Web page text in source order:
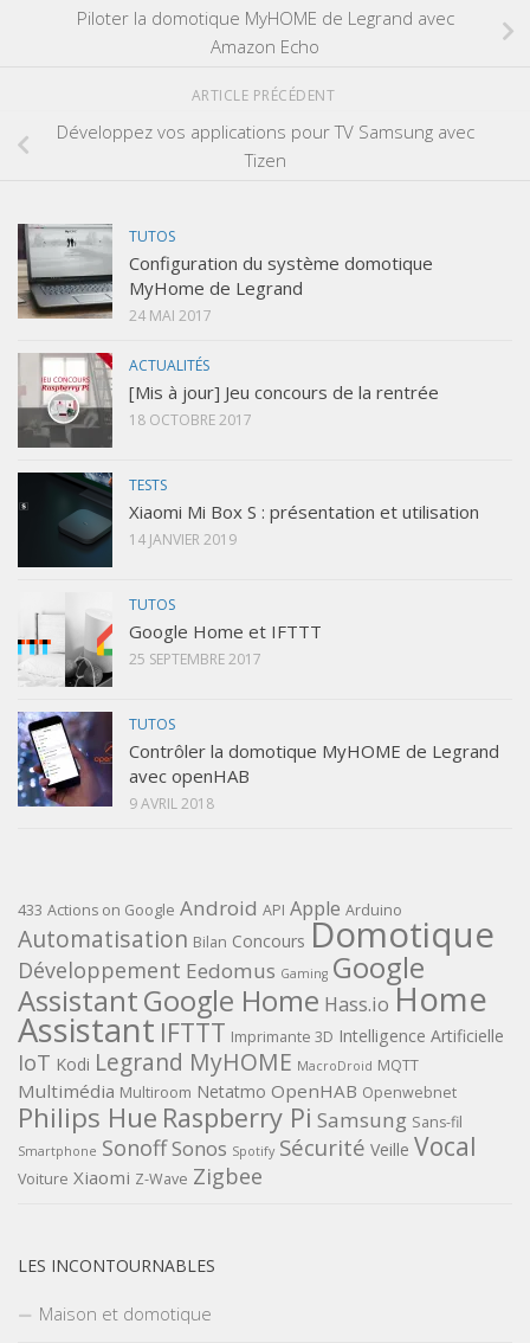
Piloter la domotique MyHOME de Legrand avec
Amazon Echo
ARTICLE PRÉCÉDENT
Développez vos applications pour TV Samsung avec
Tizen
TUTOS
Configuration du système domotique
MyHome de Legrand
24 MAI 2017
ACTUALITÉS
[Mis à jour] Jeu concours de la rentrée
18 OCTOBRE 2017
TESTS
Xiaomi Mi Box S : présentation et utilisation
14 JANVIER 2019
TUTOS
Google Home et IFTTT
25 SEPTEMBRE 2017
TUTOS
Contrôler la domotique MyHOME de Legrand
avec openHAB
9 AVRIL 2018
433 Actions on Google Android API Apple Arduino
Automatisation Bilan Concours Domotique
Développement Eedomus Gaming Google
AssistantGoogle Home Hass.io Home
Assistant IFTTT Imprimante 3D Intelligence Artificielle
IoT Kodi Legrand MyHOME MacroDroid MQTT
Multimédia Multiroom Netatmo OpenHAB Openwebnet
Philips Hue Raspberry Pi Samsung Sans-fil
Smartphone SonoffSonos Spotify Sécurité Veille Vocal
Voiture Xiaomi Z-Wave Zigbee
LES INCONTOURNABLES
Maison et domotique